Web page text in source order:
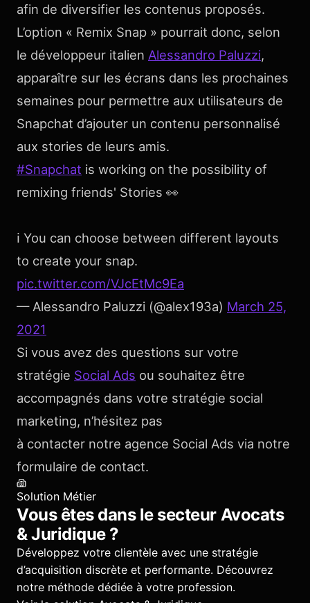
afin de diversifier les contenus proposés.
L’option « Remix Snap » pourrait donc, selon
le développeur italien Alessandro Paluzzi,
apparaître sur les écrans dans les prochaines
semaines pour permettre aux utilisateurs de
Snapchat d’ajouter un contenu personnalisé
aux stories de leurs amis.
#Snapchat is working on the possibility of
remixing friends' Stories 👀
ℹ️ You can choose between different layouts
to create your snap.
pic.twitter.com/VJcEtMc9Ea
— Alessandro Paluzzi (@alex193a) March 25,
2021
Si vous avez des questions sur votre
stratégie Social Ads ou souhaitez être
accompagnés dans votre stratégie social
marketing, n’hésitez pas
à contacter notre agence Social Ads via notre
formulaire de contact.
Solution Métier
Vous êtes dans le secteur Avocats
& Juridique?
Développez votre clientèle avec une stratégie
d’acquisition discrète et performante. Découvrez
notre méthode dédiée à votre profession.